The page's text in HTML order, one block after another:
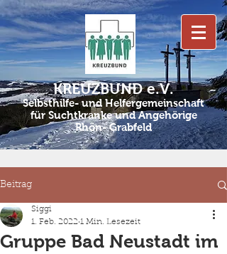
KREUZBUND e.V.
Selbsthilfe- und Helfergemeinschaft
für Suchtkranke und Angehörige
Rhön- Grabfeld
Beitrag
Gruppe Bad Neustadt im
Siggi
1. Feb. 2022 1 Min. Lesezeit